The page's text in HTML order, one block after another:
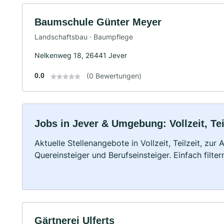
Baumschule Günter Meyer
Landschaftsbau · Baumpflege
Nelkenweg 18, 26441 Jever
0.0 (0 Bewertungen)
Jobs in Jever & Umgebung: Vollzeit,
Aktuelle Stellenangebote in Vollzeit, Teilzeit, zur
Quereinsteiger und Berufseinsteiger. Einfach
Gärtnerei Ulferts